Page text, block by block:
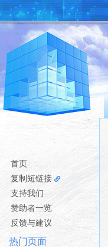
首页
复制短链接
支持我们
赞助者一览
反馈与建议
热门页面